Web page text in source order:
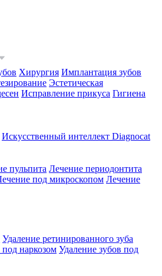
Хирургия Имплантация зубов
Эстетическая
Исправление прикуса Гигиена
Искусственный интеллект Diagnocat
пульпита Лечение периодонтита
под микроскопом Лечение
Удаление ретинированного зуба
под наркозом Удаление зубов под